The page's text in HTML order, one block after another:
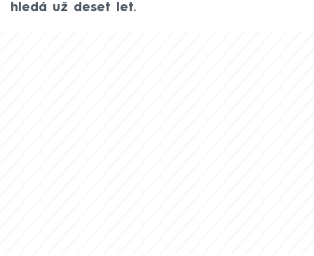
hledá už deset let.